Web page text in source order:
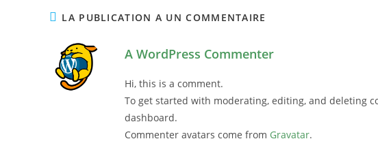
LA PUBLICATION A UN COMMENTAIRE
A WordPress Commenter
Hi, this is a comment.
To get started with moderating, editing, and deleting
dashboard.
Commenter avatars come from Gravatar.